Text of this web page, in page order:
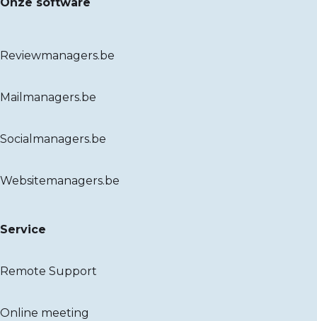
Reviewmanagers.be
Mailmanagers.be
Socialmanagers.be
Websitemanagers.be
Service
Remote Support
Online meeting